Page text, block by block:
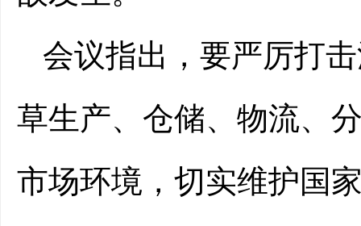
会议指出，要严厉打
草生产、仓储、物流、
市场环境，切实维护国